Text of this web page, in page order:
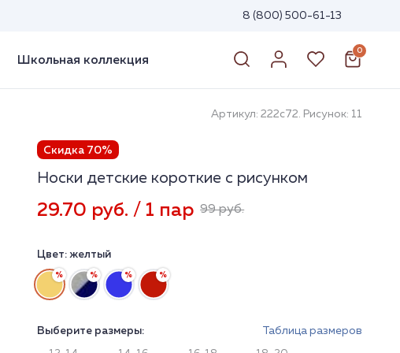
8 (800) 500-61-13
Школьная коллекция
0
Артикул: 222с72. Рисунок: 11
Скидка 70%
Носки детские короткие с рисунком
29.70 руб. / 1 пар 99 руб.
Цвет:желтый
Выберите размеры: Таблица размеров